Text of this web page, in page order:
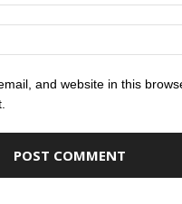
and website in this